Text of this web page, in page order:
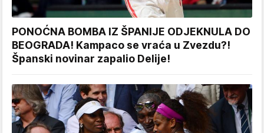
PONOĆNA BOMBA IZ ŠPANIJE ODJEKNULA DO
BEOGRADA! Kampaco se vraća u Zvezdu?!
Španski novinar zapalio Delije!